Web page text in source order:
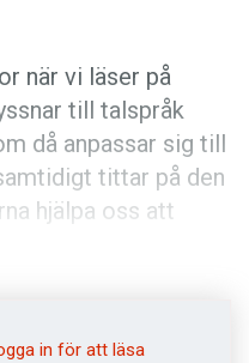
när vi läser på
till talspråk
då anpassar sig till
tittar på den
hjälpa oss att
att mäta
in för att läsa